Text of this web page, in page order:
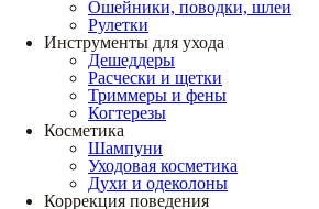
Ошейники, поводки, шлеи
Рулетки
Инструменты для ухода
Дешеддеры
Расчески и щетки
Триммеры и фены
Когтерезы
Косметика
Шампуни
Уходовая косметика
Духи и одеколоны
Коррекция поведения